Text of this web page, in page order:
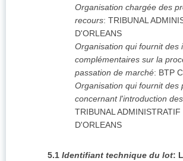
Organisation chargée des
recours: TRIBUNAL
D'ORLEANS
Organisation qui fournit des
complémentaires sur la
passation de marché: BTP
Organisation qui fournit des
concernant l'introduction
TRIBUNAL ADMINISTRATIF
D'ORLEANS
5.1 Identifiant technique du lot: